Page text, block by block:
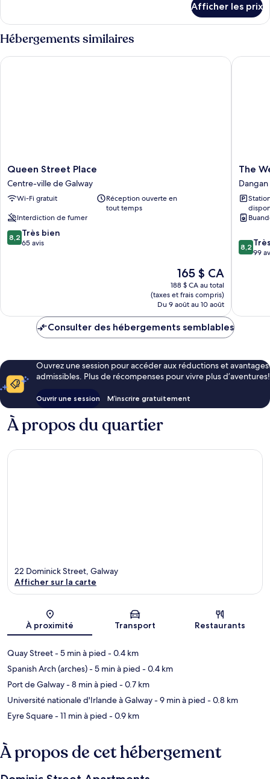
Appartement
de
base,
2
Appartement
de
base,
chambres
Afficher les prix
Hébergements similaires
Queen
Street
Place
Centre-
ville
de
Galway
Queen Street Place
Centre-ville de Galway
Wi-Fi gratuit
Réception ouverte en
tout temps
Interdiction de fumer
8.2
sur
8,2 Très bien
65 avis
Le
prix
est
de
165 $ CA
165 $ CA
188 $ CA au total
(taxes et frais compris)
Du 9 août au 10 août
Queen Street Place
The
Dangan
Upper
The
8.2
sur
8,2
99
The
Consulter des hébergements semblables
Ouvrez une session pour accéder aux réductions et avantages
admissibles. Plus de récompenses pour vivre plus d’aventures!
Ouvrir une session M’inscrire gratuitement
À propos du quartier
Carte
22 Dominick Street, Galway
Afficher sur la carte
À proximité Transport Restaurants
Quay Street- 5 min à pied - 0.4 km
Spanish Arch (arches)- 5 min à pied - 0.4 km
Port de Galway- 8 min à pied - 0.7 km
Université nationale d'Irlande à Galway- 9 min à pied - 0.8 km
Eyre Square- 11 min à pied - 0.9 km
À propos de cet hébergement